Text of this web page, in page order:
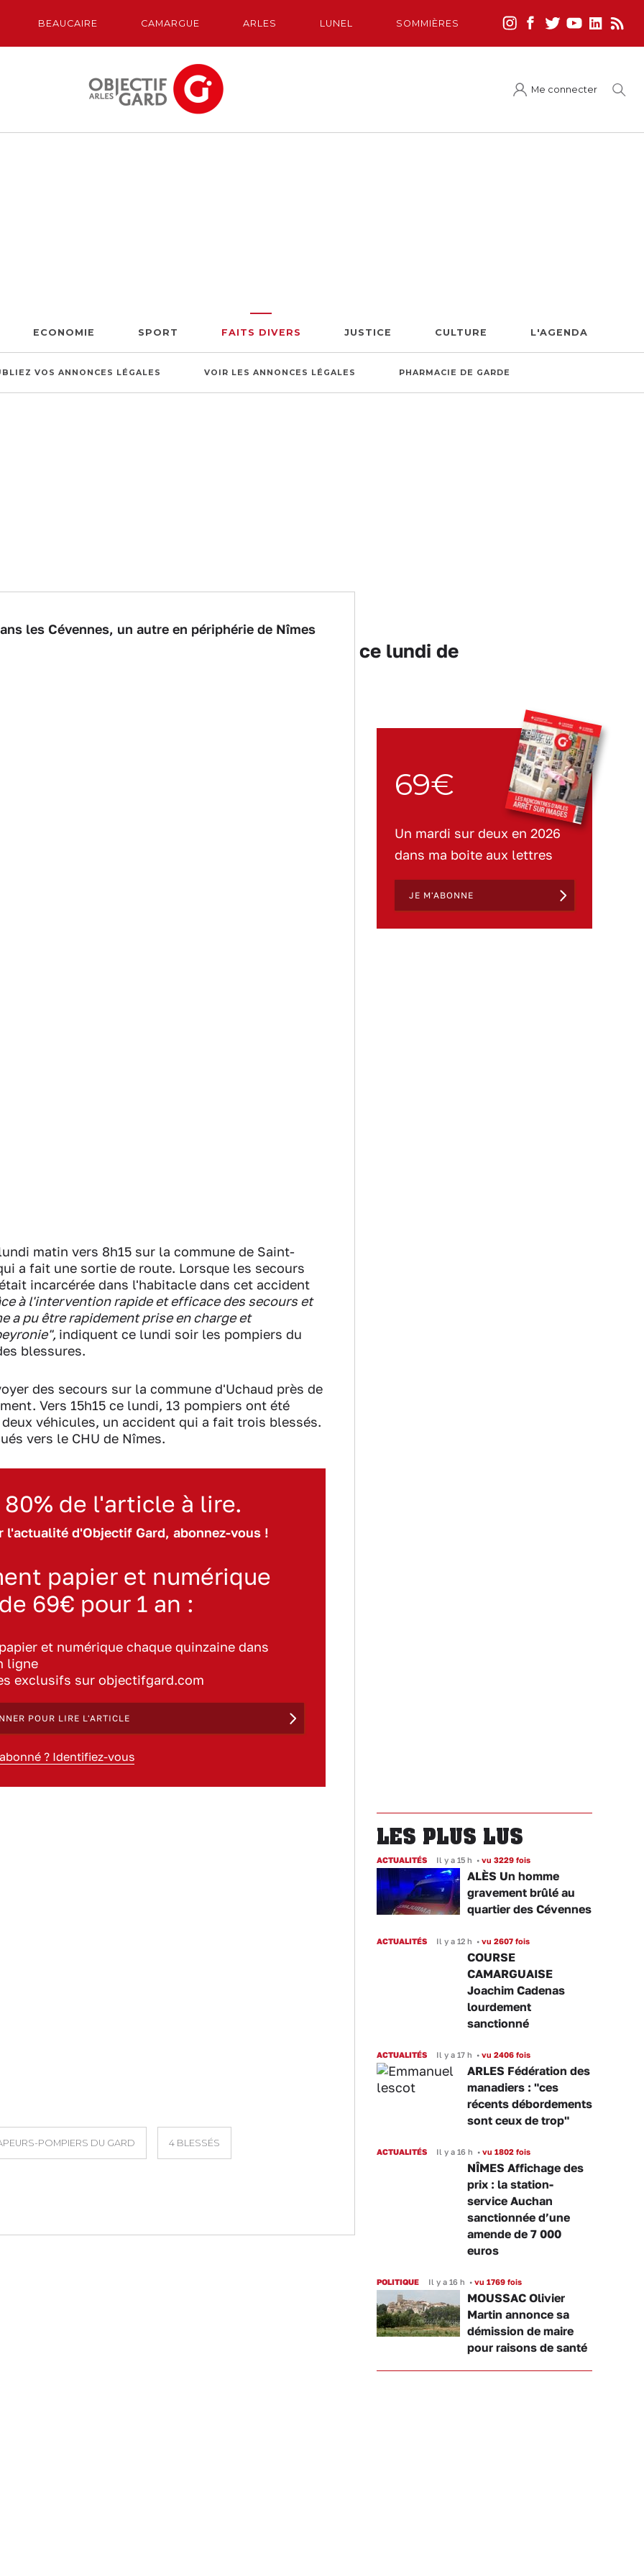
BEAUCAIRE CAMARGUE ARLES LUNEL SOMMIÈRES
Me connecter
ECONOMIE SPORT FAITS DIVERS JUSTICE CULTURE L'AGENDA
VOS ANNONCES LÉGALES VOIR LES ANNONCES LÉGALES PHARMACIE DE GARDE
IL Y A 2 MOIS - MISE À JOUR LE 25.05.2026 -B.DLC-1 MIN - VU 3683 FOIS
et quatre blessés sur les routes ce lundi de
les Cévennes, un autre en périphérie de Nîmes
matin vers 8h15 sur la commune de Saint-
a fait une sortie de route. Lorsque les secours
incarcérée dans l'habitacle dans cet accident
à l'intervention rapide et efficace des secours et
a pu être rapidement prise en charge et
indiquent ce lundi soir les pompiers du
blessures.
des secours sur la commune d'Uchaud près de
Vers 15h15 ce lundi, 13 pompiers ont été
véhicules, un accident qui a fait trois blessés.
vers le CHU de Nîmes.
de l'article à lire.
l'actualité d'Objectif Gard, abonnez-vous !
papier et numérique
69€ pour 1 an :
et numérique chaque quinzaine dans
ligne
exclusifs sur objectifgard.com
POUR LIRE L'ARTICLE
? Identifiez-vous
POMPIERS DU GARD 4 BLESSÉS
69€
Un mardi sur deux en 2026
dans ma boite aux lettres
JE M'ABONNE
LES PLUS LUS
ACTUALITÉS Il y a 15 h • vu 3229 fois
ALÈS Un homme
gravement brûlé au
quartier des Cévennes
ACTUALITÉS Il y a 12 h • vu 2607 fois
COURSE
CAMARGUAISE
Joachim Cadenas
lourdement
sanctionné
ACTUALITÉS Il y a 17 h • vu 2406 fois
ARLES Fédération des
manadiers : "ces
récents débordements
sont ceux de trop"
ACTUALITÉS Il y a 16 h • vu 1802 fois
NÎMES Affichage des
prix : la station-
service Auchan
sanctionnée d’une
amende de 7 000
euros
POLITIQUE Il y a 16 h • vu 1769 fois
MOUSSAC Olivier
Martin annonce sa
démission de maire
pour raisons de santé